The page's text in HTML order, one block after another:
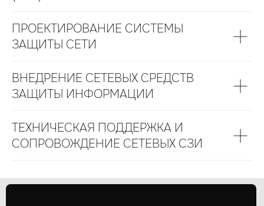
ПРОЕКТИРОВАНИЕ СИСТЕМЫ
ЗАЩИТЫ СЕТИ
ВНЕДРЕНИЕ СЕТЕВЫХ СРЕДСТВ
ЗАЩИТЫ ИНФОРМАЦИИ
ТЕХНИЧЕСКАЯ ПОДДЕРЖКА И
СОПРОВОЖДЕНИЕ СЕТЕВЫХ СЗИ